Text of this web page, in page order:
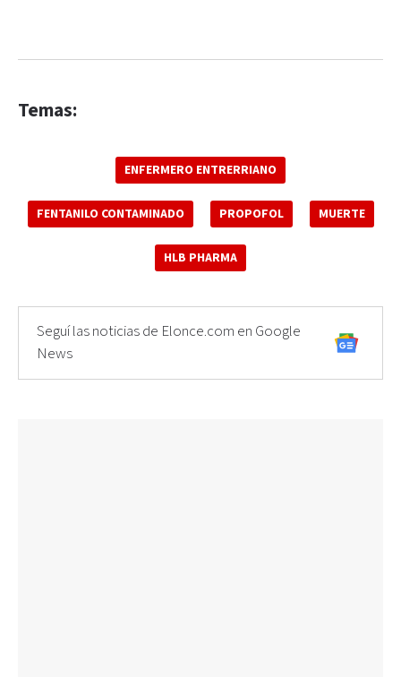
Temas:
ENFERMERO ENTRERRIANO
FENTANILO CONTAMINADO PROPOFOL MUERTE
HLB PHARMA
Seguí las noticias de Elonce.com en Google
News